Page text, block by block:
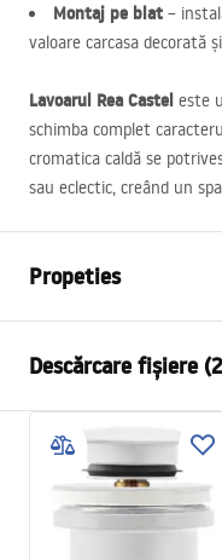
Montaj pe blat –
valoare carcasa decorată
Lavoarul Rea Castel este
schimba complet
cromatica caldă se
sau eclectic, creând un
Propeties
Material
Culoare
Finisaj
Lungime
Latime
Descărcare fișiere
Instrucțiuni de
Basin.pdf